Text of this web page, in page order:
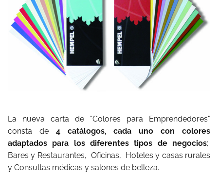
La nueva carta de "Colores para Emprendedores"
consta de 4 catálogos, cada uno con colores
adaptados para los diferentes tipos de negocios;
Bares y Restaurantes, Oficinas, Hoteles y casas rurales
y Consultas médicas y salones de belleza.